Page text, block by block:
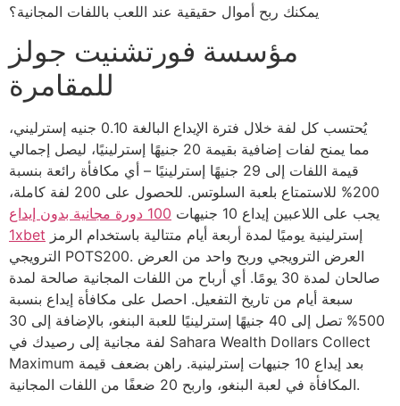
يمكنك ربح أموال حقيقية عند اللعب باللفات المجانية؟
مؤسسة فورتشنيت جولز
للمقامرة
يُحتسب كل لفة خلال فترة الإيداع البالغة 0.10 جنيه إسترليني،
مما يمنح لفات إضافية بقيمة 20 جنيهًا إسترلينيًا، ليصل إجمالي
قيمة اللفات إلى 29 جنيهًا إسترلينيًا – أي مكافأة رائعة بنسبة
200% للاستمتاع بلعبة السلوتس. للحصول على 200 لفة كاملة،
يجب على اللاعبين إيداع 10 جنيهات
100 دورة مجانية بدون إيداع
1xbet
الترويجي POTS200. العرض الترويجي وربح واحد من العرض
صالحان لمدة 30 يومًا. أي أرباح من اللفات المجانية صالحة لمدة
سبعة أيام من تاريخ التفعيل. احصل على مكافأة إيداع بنسبة
500% تصل إلى 40 جنيهًا إسترلينيًا للعبة البنغو، بالإضافة إلى 30
لفة مجانية إلى رصيدك في Sahara Wealth Dollars Collect
Maximum بعد إيداع 10 جنيهات إسترلينية. راهن بضعف قيمة
المكافأة في لعبة البنغو، واربح 20 ضعفًا من اللفات المجانية.